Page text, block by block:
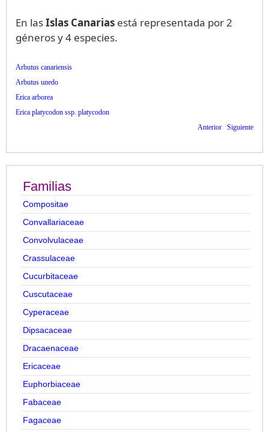
En lasIslas Canarias está representada por 2
géneros y 4 especies.
Arbutus canariensis
Arbutus unedo
Erica arborea
Erica platycodon ssp. platycodon
Anterior
Siguiente
Familias
Compositae
Convallariaceae
Convolvulaceae
Crassulaceae
Cucurbitaceae
Cuscutaceae
Cyperaceae
Dipsacaceae
Dracaenaceae
Ericaceae
Euphorbiaceae
Fabaceae
Fagaceae